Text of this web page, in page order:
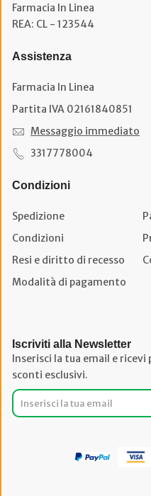
Farmacia In Linea
REA: CL - 123544
Assistenza
Farmacia In Linea
Partita IVA 02161840851
Messaggio immediato
3317778004
Condizioni
Spedizione
Condizioni
Resi e diritto di recesso
Modalità di pagamento
Iscriviti alla Newsletter
Inserisci la tua email e
sconti esclusivi.